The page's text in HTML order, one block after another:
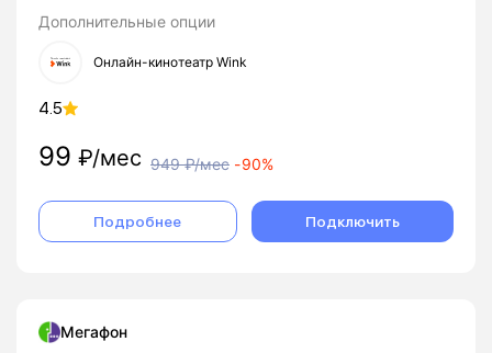
Дополнительные опции
Онлайн-кинотеатр Wink
4.5
99 ₽/мес 949₽/мес -90%
Подробнее Подключить
Мегафон